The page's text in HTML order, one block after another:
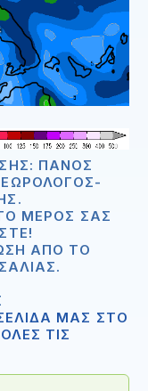
ΠΆΝΟΣ
ΜΈΡΟΣ ΣΑΣ
ΑΠΟ ΤΟ
ΜΑΣ ΣΤΟ
ΤΙΣ